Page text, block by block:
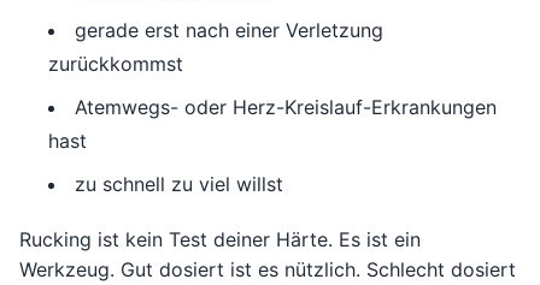
gerade erst nach einer Verletzung
zurückkommst
Atemwegs- oder Herz-Kreislauf-Erkrankungen
hast
zu schnell zu viel willst
Rucking ist kein Test deiner Härte. Es ist ein
Werkzeug. Gut dosiert ist es nützlich. Schlecht dosiert